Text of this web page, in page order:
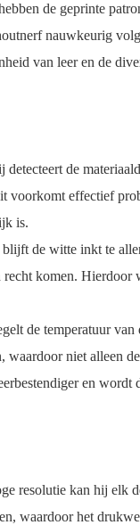
de geprinte
nauwkeurig
van leer en de
de
voorkomt effectief
is.
de witte inkt te
komen. Hierdoor
de temperatuur
niet alleen
en wordt
resolutie kan hij elk
waardoor het